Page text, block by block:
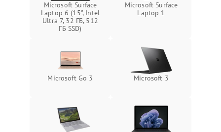
Проблемы Wi‑Fi или
Bluetooth модулей
Microsoft Surface
Laptop 6 (15", Intel
Ultra 7, 32 ГБ, 512
ГБ SSD)
Microsoft Surface
Laptop 1
Microsoft Go 3 Microsoft 3